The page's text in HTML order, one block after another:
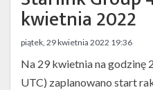
kwietnia 2022
piątek, 29 kwietnia 2022 19:36
Na 29 kwietnia na godzinę
UTC) zaplanowano start